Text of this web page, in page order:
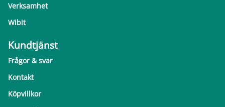
Verksamhet
Wibit
Kundtjänst
Frågor & svar
Kontakt
Köpvillkor